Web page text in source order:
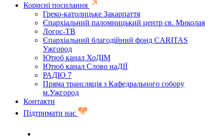
Корисні посилання
Греко-католицьке Закарпаття
Єпархіальний паломницький центр св. Миколая
Логос-ТВ
Єпархіальний благодійний фонд CARITAS
Ужгород
Ютюб канал ХоДІМ
Ютюб канал Слово наДІЇ
РАДІО 7
Пряма трансляція з Кафедрального собору
м.Ужгород
Контакти
Підтримати нас